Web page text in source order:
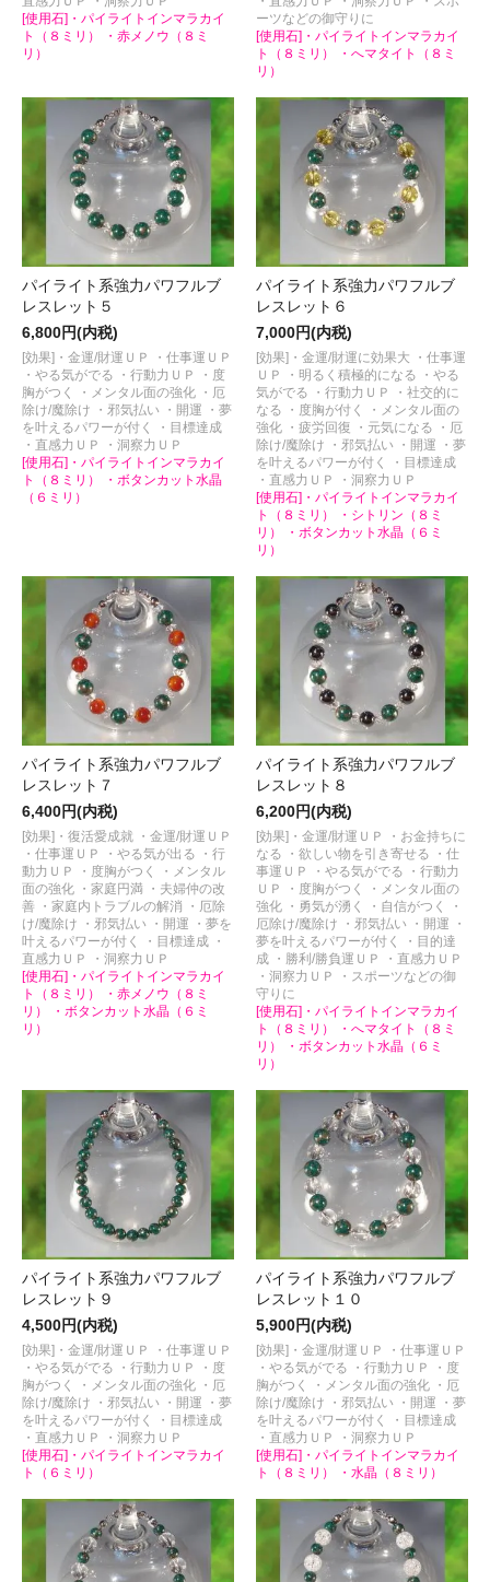
[使用石]・パイライトインマラカイ
ト（８ミリ） ・赤メノウ（８ミ
リ）
ーツなどの御守りに
[使用石]・パイライトインマラカイ
ト（８ミリ） ・へマタイト（８ミ
リ）
パイライト系強力パワフルブ
レスレット５
6,800円(内税)
[効果]・金運/財運ＵＰ ・仕事運ＵＰ
・やる気がでる ・行動力ＵＰ ・度
胸がつく ・メンタル面の強化 ・厄
除け/魔除け ・邪気払い ・開運 ・夢
を叶えるパワーが付く ・目標達成
・直感力ＵＰ ・洞察力ＵＰ
[使用石]・パイライトインマラカイ
ト（８ミリ） ・ボタンカット水晶
（６ミリ）
パイライト系強力パワフルブ
レスレット６
7,000円(内税)
[効果]・金運/財運に効果大 ・仕事運
ＵＰ ・明るく積極的になる ・やる
気がでる ・行動力ＵＰ ・社交的に
なる ・度胸が付く ・メンタル面の
強化 ・疲労回復 ・元気になる ・厄
除け/魔除け ・邪気払い ・開運 ・夢
を叶えるパワーが付く ・目標達成
・直感力ＵＰ ・洞察力ＵＰ
[使用石]・パイライトインマラカイ
ト（８ミリ） ・シトリン（８ミ
リ） ・ボタンカット水晶（６ミ
リ）
パイライト系強力パワフルブ
レスレット７
6,400円(内税)
[効果]・復活愛成就 ・金運/財運ＵＰ
・仕事運ＵＰ ・やる気が出る ・行
動力ＵＰ ・度胸がつく ・メンタル
面の強化 ・家庭円満 ・夫婦仲の改
善 ・家庭内トラブルの解消 ・厄除
け/魔除け ・邪気払い ・開運 ・夢を
叶えるパワーが付く ・目標達成 ・
直感力ＵＰ ・洞察力ＵＰ
[使用石]・パイライトインマラカイ
ト（８ミリ） ・赤メノウ（８ミ
リ） ・ボタンカット水晶（６ミ
リ）
パイライト系強力パワフルブ
レスレット８
6,200円(内税)
[効果]・金運/財運ＵＰ ・お金持ちに
なる ・欲しい物を引き寄せる ・仕
事運ＵＰ ・やる気がでる ・行動力
ＵＰ ・度胸がつく ・メンタル面の
強化 ・勇気が湧く ・自信がつく ・
厄除け/魔除け ・邪気払い ・開運 ・
夢を叶えるパワーが付く ・目的達
成 ・勝利/勝負運ＵＰ ・直感力ＵＰ
・洞察力ＵＰ ・スポーツなどの御
守りに
[使用石]・パイライトインマラカイ
ト（８ミリ） ・へマタイト（８ミ
リ） ・ボタンカット水晶（６ミ
リ）
パイライト系強力パワフルブ
レスレット９
4,500円(内税)
[効果]・金運/財運ＵＰ ・仕事運ＵＰ
・やる気がでる ・行動力ＵＰ ・度
胸がつく ・メンタル面の強化 ・厄
除け/魔除け ・邪気払い ・開運 ・夢
を叶えるパワーが付く ・目標達成
・直感力ＵＰ ・洞察力ＵＰ
[使用石]・パイライトインマラカイ
ト（６ミリ）
パイライト系強力パワフルブ
レスレット１０
5,900円(内税)
[効果]・金運/財運ＵＰ ・仕事運ＵＰ
・やる気がでる ・行動力ＵＰ ・度
胸がつく ・メンタル面の強化 ・厄
除け/魔除け ・邪気払い ・開運 ・夢
を叶えるパワーが付く ・目標達成
・直感力ＵＰ ・洞察力ＵＰ
[使用石]・パイライトインマラカイ
ト（８ミリ） ・水晶（８ミリ）